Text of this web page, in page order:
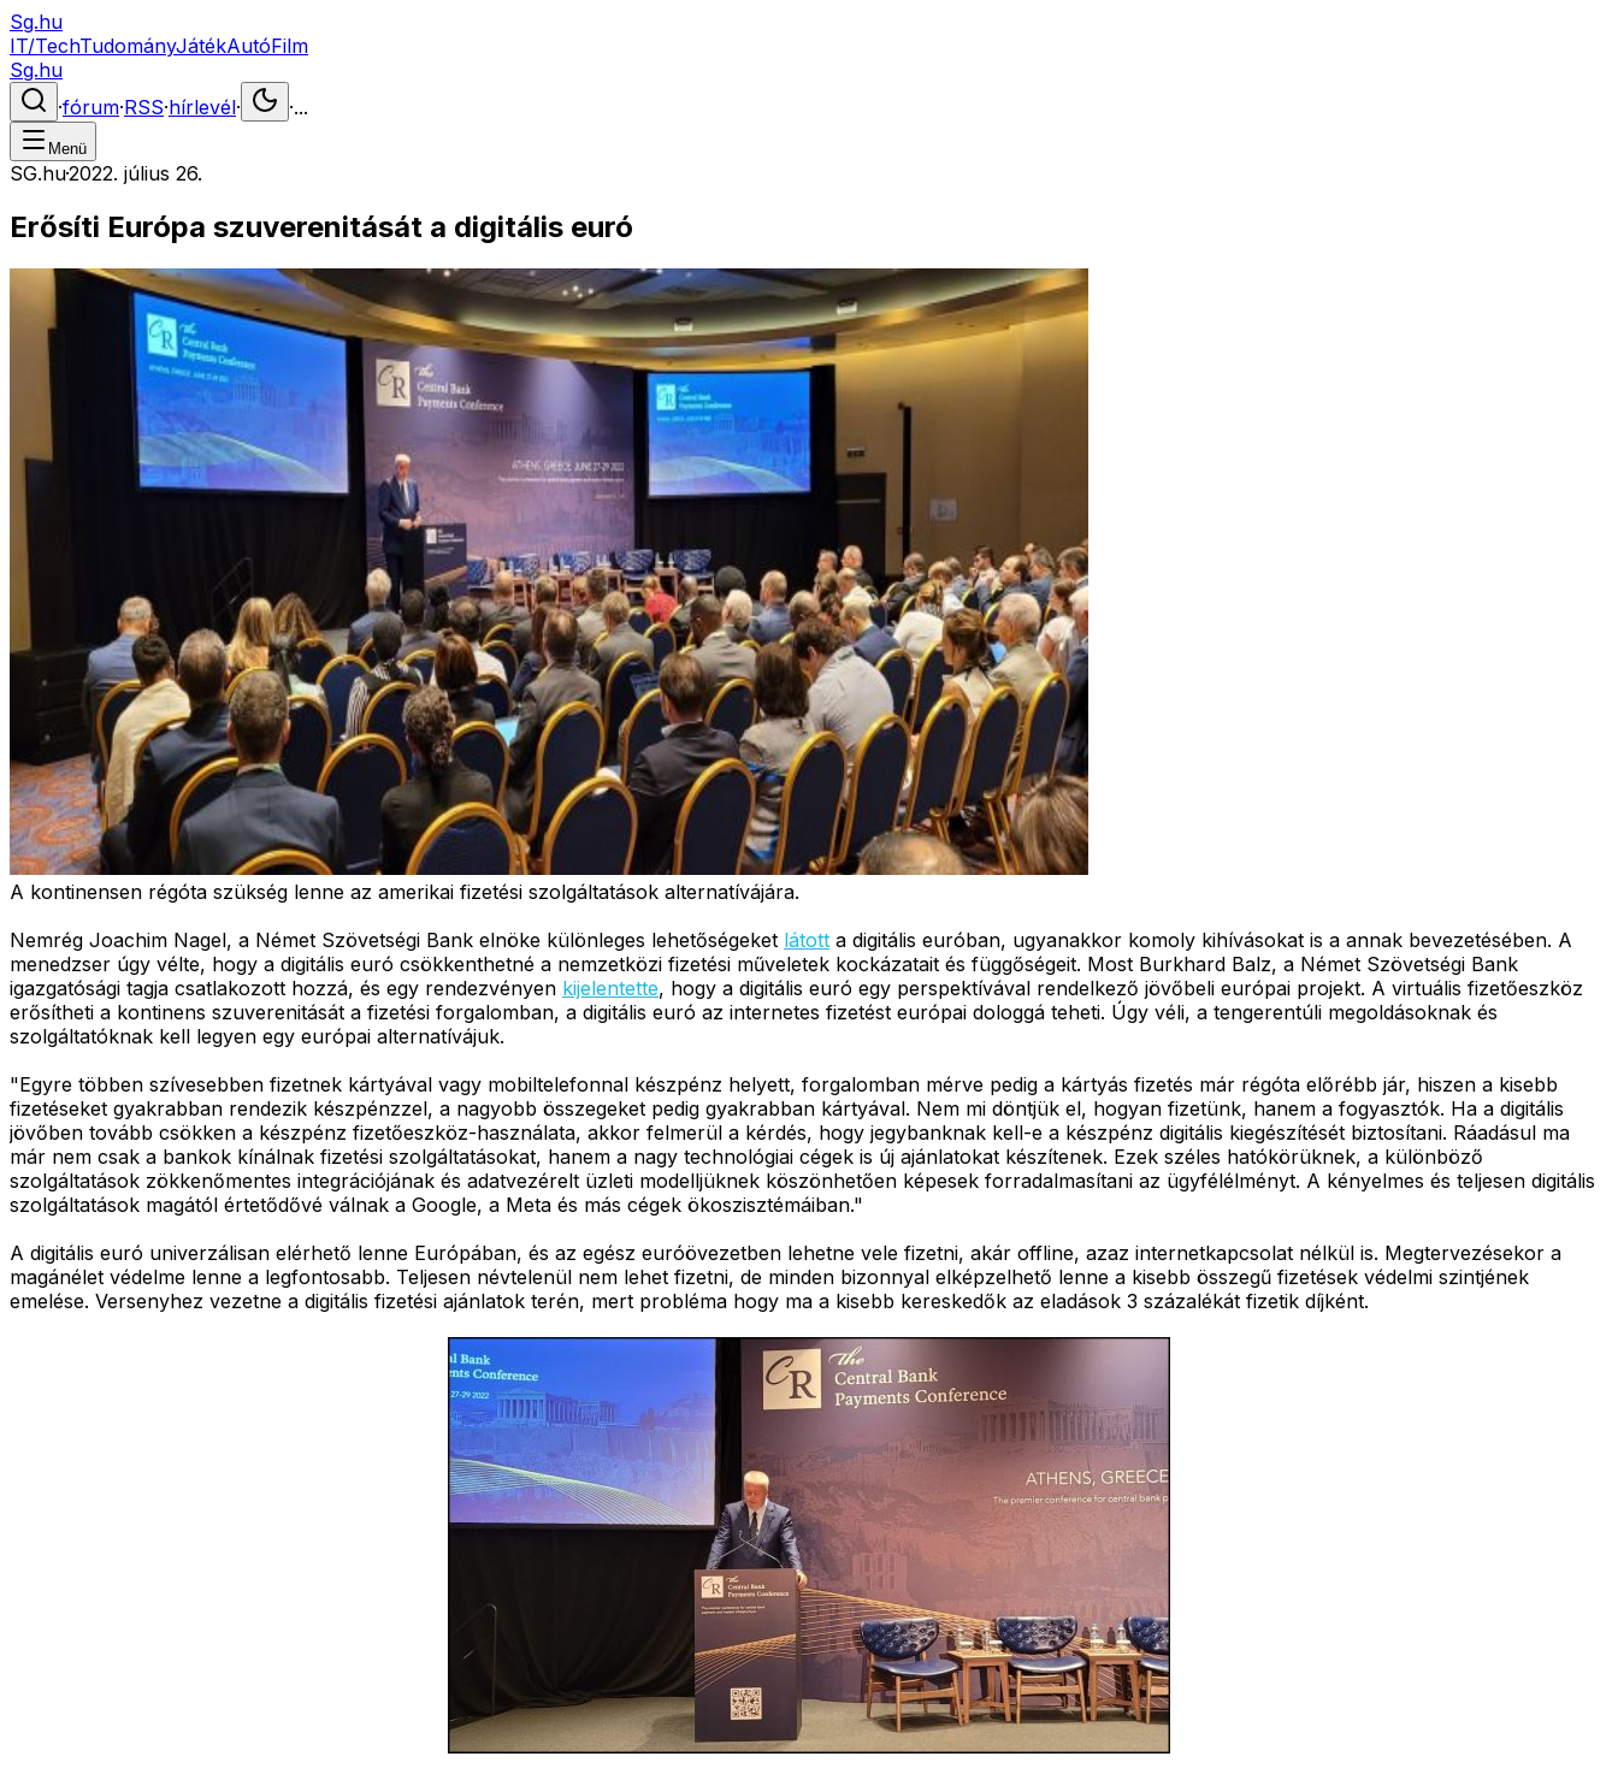
Sg.hu
IT/TechTudományJátékAutóFilm
Sg.hu
·fórum·RSS·hírlevél· ·...
Menü
SG.hu·2022. július 26.
Erősíti Európa szuverenitását a digitális euró
A kontinensen régóta szükség lenne az amerikai fizetési szolgáltatások alternatívájára.
Nemrég Joachim Nagel, a Német Szövetségi Bank elnöke különleges lehetőségeket látott a digitális euróban, ugyanakkor komoly kihívásokat is a annak bevezetésében. A
menedzser úgy vélte, hogy a digitális euró csökkenthetné a nemzetközi fizetési műveletek kockázatait és függőségeit. Most Burkhard Balz, a Német Szövetségi Bank
igazgatósági tagja csatlakozott hozzá, és egy rendezvényen kijelentette, hogy a digitális euró egy perspektívával rendelkező jövőbeli európai projekt. A virtuális fizetőeszköz
erősítheti a kontinens szuverenitását a fizetési forgalomban, a digitális euró az internetes fizetést európai dologgá teheti. Úgy véli, a tengerentúli megoldásoknak és
szolgáltatóknak kell legyen egy európai alternatívájuk.
"Egyre többen szívesebben fizetnek kártyával vagy mobiltelefonnal készpénz helyett, forgalomban mérve pedig a kártyás fizetés már régóta előrébb jár, hiszen a kisebb
fizetéseket gyakrabban rendezik készpénzzel, a nagyobb összegeket pedig gyakrabban kártyával. Nem mi döntjük el, hogyan fizetünk, hanem a fogyasztók. Ha a digitális
jövőben tovább csökken a készpénz fizetőeszköz-használata, akkor felmerül a kérdés, hogy jegybanknak kell-e a készpénz digitális kiegészítését biztosítani. Ráadásul ma
már nem csak a bankok kínálnak fizetési szolgáltatásokat, hanem a nagy technológiai cégek is új ajánlatokat készítenek. Ezek széles hatókörüknek, a különböző
szolgáltatások zökkenőmentes integrációjának és adatvezérelt üzleti modelljüknek köszönhetően képesek forradalmasítani az ügyfélélményt. A kényelmes és teljesen digitális
szolgáltatások magától értetődővé válnak a Google, a Meta és más cégek ökoszisztémáiban."
A digitális euró univerzálisan elérhető lenne Európában, és az egész euróövezetben lehetne vele fizetni, akár offline, azaz internetkapcsolat nélkül is. Megtervezésekor a
magánélet védelme lenne a legfontosabb. Teljesen névtelenül nem lehet fizetni, de minden bizonnyal elképzelhető lenne a kisebb összegű fizetések védelmi szintjének
emelése. Versenyhez vezetne a digitális fizetési ajánlatok terén, mert probléma hogy ma a kisebb kereskedők az eladások 3 százalékát fizetik díjként.